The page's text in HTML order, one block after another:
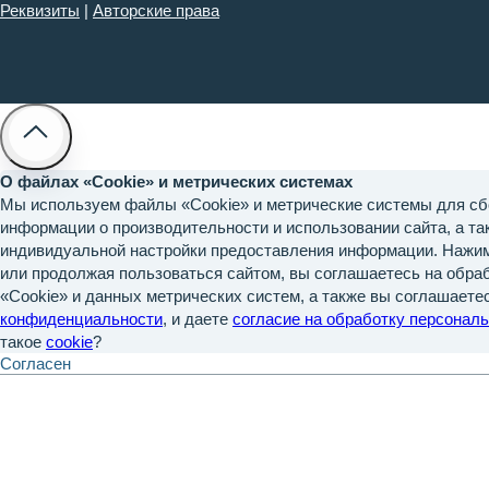
Реквизиты | Авторские права
О файлах «Cookie» и метрических системах
Мы используем файлы «Cookie» и метрические системы для
информации о производительности и использовании сайта, а
индивидуальной настройки предоставления информации.
или продолжая пользоваться сайтом, вы соглашаетесь на
«Cookie» и данных метрических систем, а также вы
конфиденциальности, и даете согласие на обработку
такое cookie?
Согласен